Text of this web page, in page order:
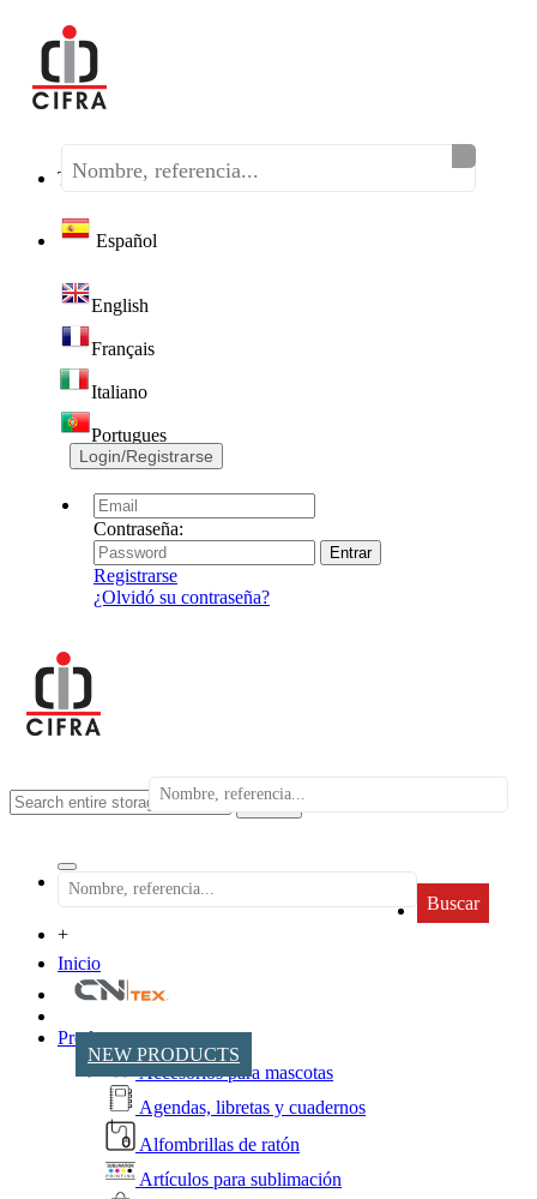
Teléfono:(+34) 968 320 046
Español
English
Français
Italiano
Portugues
Login/Registrarse
Contraseña:
Registrarse
¿Olvidó su contraseña?
search
Buscar
+
Inicio
NEW PRODUCTS
Productos
Accesorios para mascotas
Agendas, libretas y cuadernos
Alfombrillas de ratón
Artículos para sublimación